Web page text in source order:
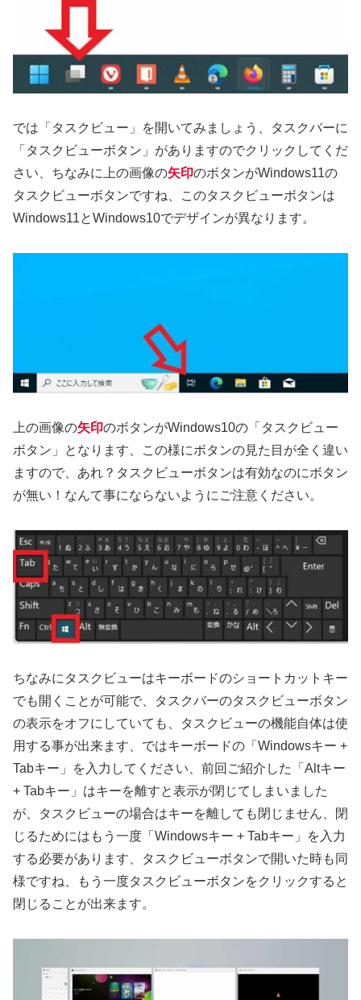
では「タスクビュー」を開いてみましょう、タスクバーに
「タスクビューボタン」がありますのでクリックしてくだ
さい、ちなみに上の画像の矢印のボタンがWindows11の
タスクビューボタンですね、このタスクビューボタンは
Windows11とWindows10でデザインが異なります。
上の画像の矢印のボタンがWindows10の「タスクビュー
ボタン」となります、この様にボタンの見た目が全く違い
ますので、あれ？タスクビューボタンは有効なのにボタン
が無い！なんて事にならないようにご注意ください。
ちなみにタスクビューはキーボードのショートカットキー
でも開くことが可能で、タスクバーのタスクビューボタン
の表示をオフにしていても、タスクビューの機能自体は使
用する事が出来ます、ではキーボードの「Windowsキー +
Tabキー」を入力してください、前回ご紹介した「Altキー
+ Tabキー」はキーを離すと表示が閉じてしまいました
が、タスクビューの場合はキーを離しても閉じません、閉
じるためにはもう一度「Windowsキー + Tabキー」を入力
する必要があります、タスクビューボタンで開いた時も同
様ですね、もう一度タスクビューボタンをクリックすると
閉じることが出来ます。